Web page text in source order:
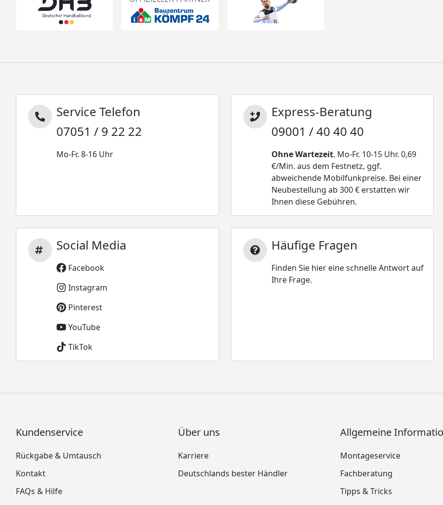
Service Telefon
07051 / 9 22 22
Mo-Fr. 8-16 Uhr
Express-Beratung
09001 / 40 40 40
Ohne Wartezeit. Mo-Fr. 10-15 Uhr. 0,69
€/Min. aus dem Festnetz, ggf.
abweichende Mobilfunkpreise. Bei einer
Neubestellung ab 300 € erstatten wir
Ihnen diese Gebühren.
Social Media
Facebook
Instagram
Pinterest
YouTube
TikTok
Häufige Fragen
Finden Sie hier eine schnelle Antwort auf
Ihre Frage.
Kundenservice
Rückgabe & Umtausch
Kontakt
FAQs & Hilfe
Über uns
Karriere
Deutschlands bester Händler
Allgemeine
Montageservice
Fachberatung
Tipps & Tricks